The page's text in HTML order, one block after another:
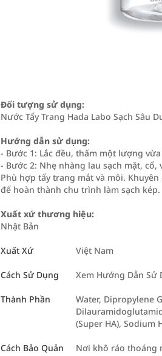
Đối tượng sử dụng:
Nước Tẩy Trang Hada Labo Sạch
Hướng dẫn sử dụng:
- Bước 1: Lắc đều, thấm một lượng
- Bước 2: Nhẹ nhàng lau sạch mặt,
Phù hợp tẩy trang mắt và môi.
để hoàn thành chu trình làm sạch kép.
Xuất xứ thương hiệu:
Nhật Bản
Xuất Xứ Việt Nam
Cách Sử Dụng Xem Hướng Dẫn Sử
Thành Phần
Water, Dipropylene
(Super HA), Sodium
Cách Bảo Quản
Nơi khô ráo thoáng